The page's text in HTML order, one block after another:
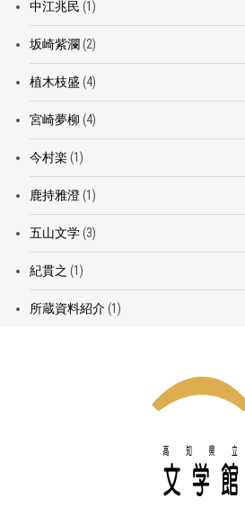
中江兆民 (1)
坂崎紫瀾(2)
植木枝盛 (4)
宮崎夢柳 (4)
今村楽 (1)
鹿持雅澄(1)
五山文学(3)
紀貫之 (1)
所蔵資料紹介(1)